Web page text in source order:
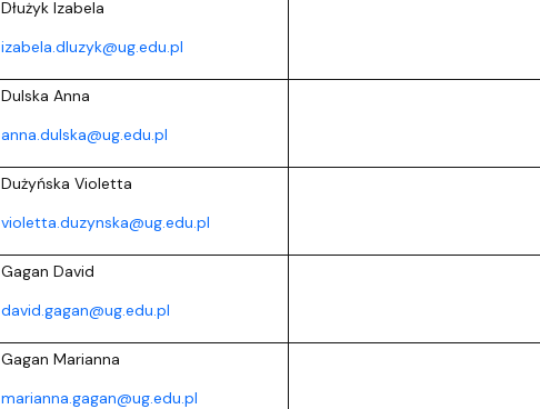
Dłużyk Izabela
izabela.dluzyk@ug.edu.pl
Dulska Anna
anna.dulska@ug.edu.pl
Dużyńska Violetta
violetta.duzynska@ug.edu.pl
Gagan David
david.gagan@ug.edu.pl
Gagan Marianna
marianna.gagan@ug.edu.pl